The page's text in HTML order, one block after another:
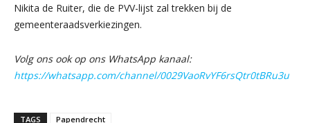
Nikita de Ruiter, die de PVV-lijst zal trekken bij de
gemeenteraadsverkiezingen.
Volg ons ook op ons WhatsApp kanaal:
https://whatsapp.com/channel/0029VaoRvYF6rsQtr0tBRu3u
TAGS Papendrecht